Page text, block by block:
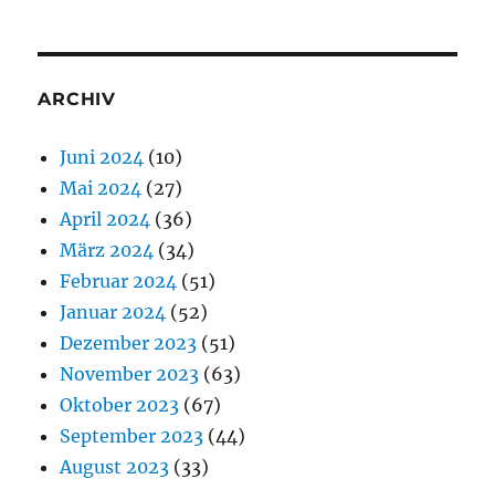
ARCHIV
Juni 2024 (10)
Mai 2024 (27)
April 2024 (36)
März 2024 (34)
Februar 2024 (51)
Januar 2024 (52)
Dezember 2023 (51)
November 2023 (63)
Oktober 2023 (67)
September 2023 (44)
August 2023 (33)